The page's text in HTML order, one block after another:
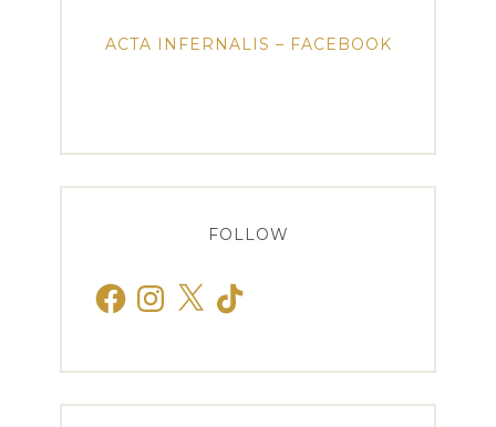
ACTA INFERNALIS – FACEBOOK
FOLLOW
FacebookInstagram
X TikTok